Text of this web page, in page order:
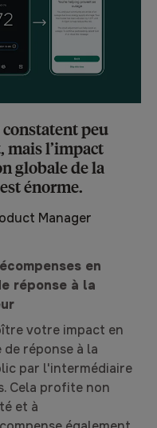
peu
mais l’impact
globale de la
énorme.
Manager
en
réponse à la
votre impact en
réponse à la
par l'intermédiaire
Cela profite non
et à